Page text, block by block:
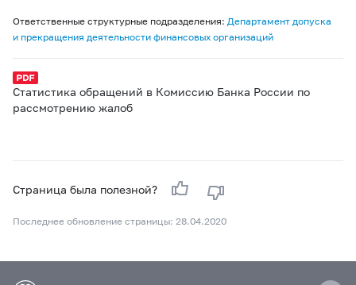
Ответственные структурные подразделения: Департамент допуска
и прекращения деятельности финансовых организаций
Статистика обращений в Комиссию Банка России по
рассмотрению жалоб
Страница была полезной?
Последнее обновление страницы: 28.04.2020